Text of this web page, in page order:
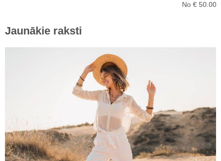
No € 50.00
Jaunākie raksti